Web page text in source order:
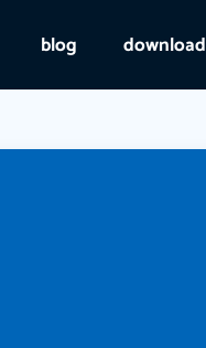
blog download